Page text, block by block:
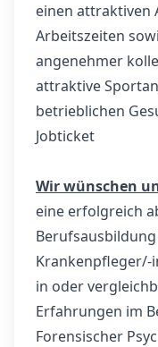
einen attraktiven
Arbeitszeiten
angenehmer
attraktive
betrieblichen
Jobticket
Wir wünschen
eine erfolgreich
Krankenpfleger/-
in oder
Erfahrungen im
Forensischer